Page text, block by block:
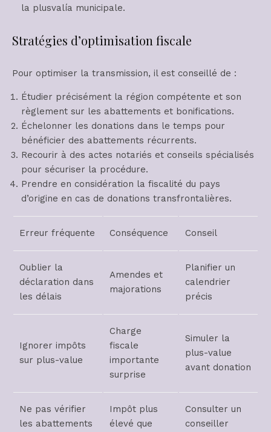
la plusvalía municipale.
Stratégies d’optimisation fiscale
Pour optimiser la transmission, il est conseillé de :
Étudier précisément la région compétente et son
règlement sur les abattements et bonifications.
Échelonner les donations dans le temps pour
bénéficier des abattements récurrents.
Recourir à des actes notariés et conseils spécialisés
pour sécuriser la procédure.
Prendre en considération la fiscalité du pays
d’origine en cas de donations transfrontalières.
Erreur fréquente Conséquence Conseil
Oublier la
déclaration dans
les délais
Amendes et
majorations
Planifier un
calendrier
précis
Ignorer impôts
sur plus-value
Charge
fiscale
importante
surprise
Simuler la
plus-value
avant donation
Ne pas vérifier
les abattements
Impôt plus
élevé que
Consulter un
conseiller